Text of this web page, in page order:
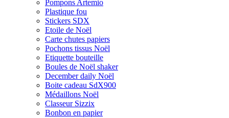
Pompons Artemio
Plastique fou
Stickers SDX
Etoile de Noël
Carte chutes papiers
Pochons tissus Noël
Etiquette bouteille
Boules de Noël shaker
December daily Noël
Boite cadeau SdX900
Médaillons Noël
Classeur Sizzix
Bonbon en papier